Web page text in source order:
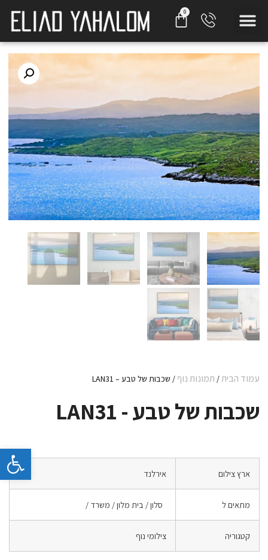
עמוד הבית/ תמונות נוף / שכבות של טבע – LAN31
שכבות של טבע - LAN31
ארץ צילום אירלנד
מתאים ל סלון / בית מלון / משרד /
קטגוריה צילומי נוף